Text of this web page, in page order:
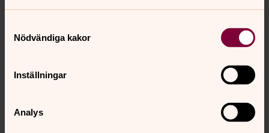
Nödvändiga kakor
Inställningar
Analys
04:35
Spela